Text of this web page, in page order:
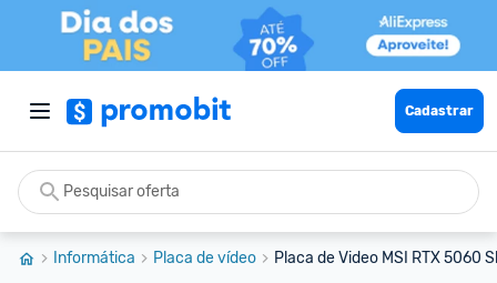
Cadastrar
Informática Placa de vídeo Placa de Video MSI RTX 5060